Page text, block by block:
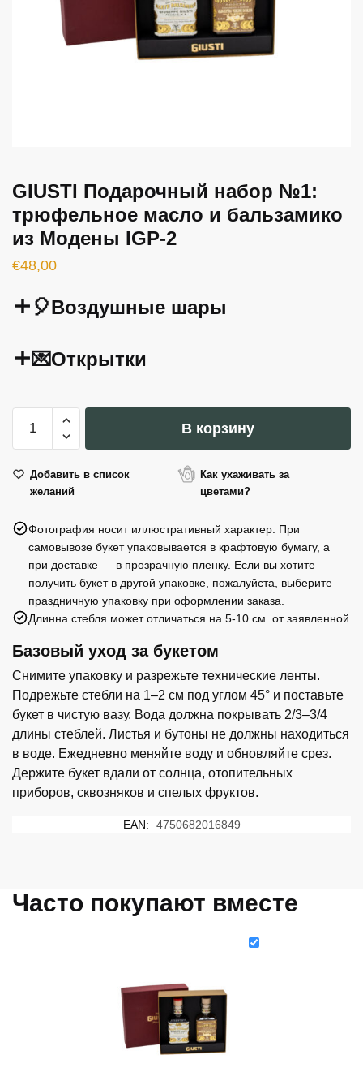
GIUSTI Подарочный набор №1:
трюфельное масло и бальзамико
из Модены IGP-2
€48,00
🎈Воздушные шары
💌Открытки
Количество
товара
Подарочный
набор
трюфельное
масло
бальзамико
из
IGP-
2
В корзину
Добавить в список
желаний
Как ухаживать за
цветами?
Фотография носит иллюстративный характер. При
самовывозе букет упаковывается в крафтовую бумагу, а
при доставке — в прозрачную пленку. Если вы хотите
получить букет в другой упаковке, пожалуйста, выберите
праздничную упаковку при оформлении заказа.
Длинна стебля может отличаться на 5-10 см. от заявленной
Базовый уход за букетом
Снимите упаковку и разрежьте технические ленты.
Подрежьте стебли на 1–2 см под углом 45° и поставьте
букет в чистую вазу. Вода должна покрывать 2/3–3/4
длины стеблей. Листья и бутоны не должны находиться
в воде. Ежедневно меняйте воду и обновляйте срез.
Держите букет вдали от солнца, отопительных
приборов, сквозняков и спелых фруктов.
EAN: 4750682016849
Часто покупают вместе